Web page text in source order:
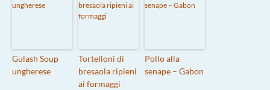
Gulash Soup
ungherese
Tortelloni di
bresaola ripieni
ai formaggi
Pollo alla
senape – Gabon